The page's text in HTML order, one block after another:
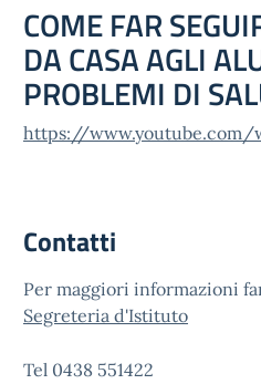
COME FAR
DA CASA AGLI
PROBLEMI DI
https://www.youtube.com/
Contatti
Per maggiori informazioni
Segreteria d'Istituto
Tel 0438 551422